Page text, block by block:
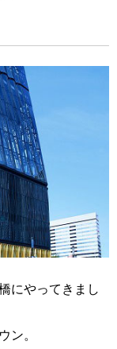
にやってきまし
ン。